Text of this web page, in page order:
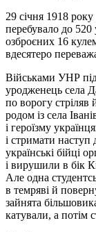
29 січня 1918
перебувало до 520
озброєних 16
вдесятеро
Військами УНР
уродженець села
по ворогу
родом із села
і героїзму
і стримати наступ
українські бійці
і вирушили в бік
Але одна
в темряві й
зайнята
катували, а потім